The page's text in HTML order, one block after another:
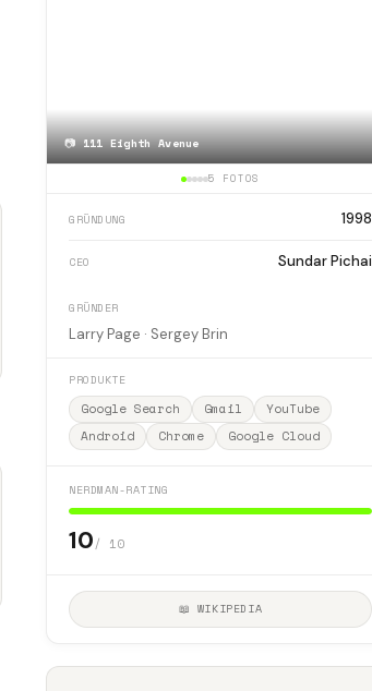
📷111 Eighth Avenue
5 FOTOS
GRÜNDUNG 1998
CEO Sundar Pichai
GRÜNDER
Larry Page · Sergey Brin
PRODUKTE
Google Search Gmail
YouTube
Android
Chrome Google Cloud
NERDMAN-RATING
10/ 10
📖 WIKIPEDIA